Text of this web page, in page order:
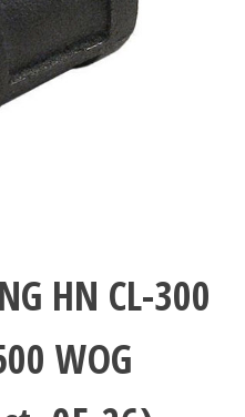
HN CL-300
WOG